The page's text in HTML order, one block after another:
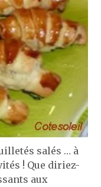
salés … à
! Que diriez-
aux